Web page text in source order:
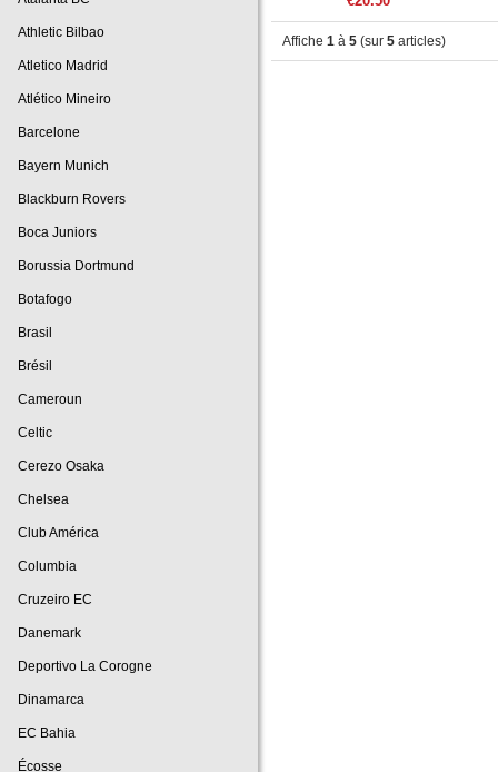
Athletic Bilbao
Atletico Madrid
Atlético Mineiro
Barcelone
Bayern Munich
Blackburn Rovers
Boca Juniors
Borussia Dortmund
Botafogo
Brasil
Brésil
Cameroun
Celtic
Cerezo Osaka
Chelsea
Club América
Columbia
Cruzeiro EC
Danemark
Deportivo La Corogne
Dinamarca
EC Bahia
Écosse
Affiche 1 à 5 (sur 5 articles)